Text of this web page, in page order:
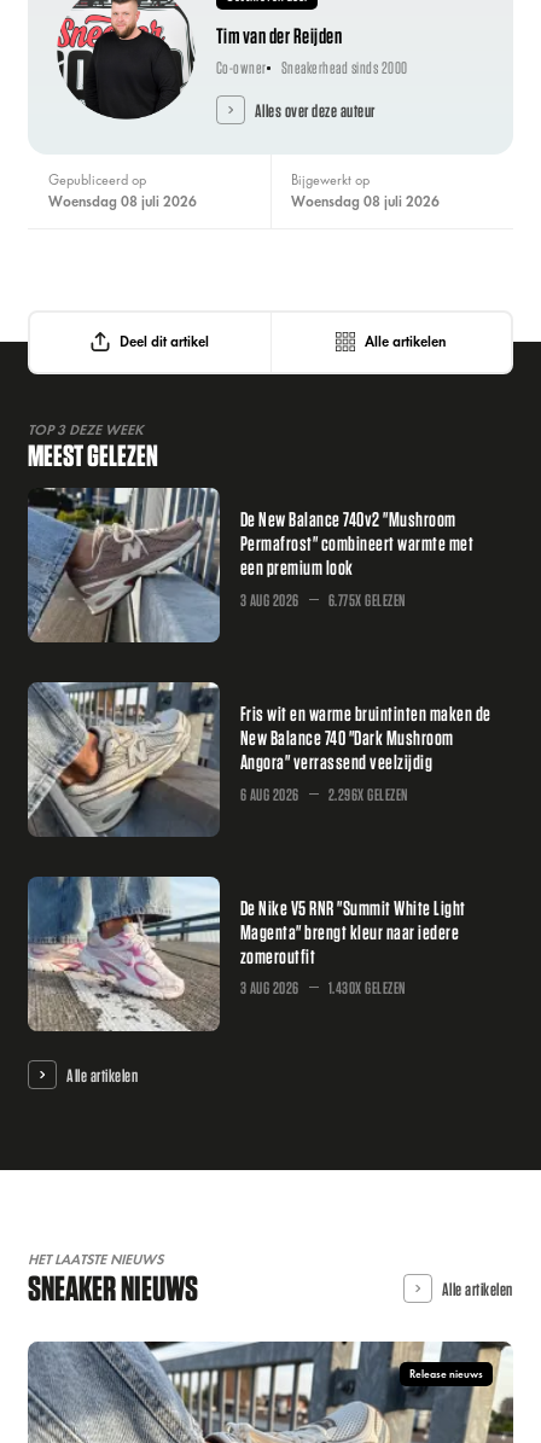
Tim van der Reijden
Co-owner Sneakerhead sinds 2000
Alles over deze auteur
Gepubliceerd op
woensdag 08 juli 2026
Bijgewerkt op
woensdag 08 juli 2026
Deel dit artikel Alle artikelen
TOP 3 DEZE WEEK
MEEST GELEZEN
De New Balance 740v2 "Mushroom
Permafrost" combineert warmte met
een premium look
3 AUG 2026 6.775X GELEZEN
Fris wit en warme bruintinten maken de
New Balance 740 "Dark Mushroom
Angora" verrassend veelzijdig
6 AUG 2026 2.296X GELEZEN
De Nike V5 RNR "Summit White Light
Magenta" brengt kleur naar iedere
zomeroutfit
3 AUG 2026 1.430X GELEZEN
Alle artikelen
HET LAATSTE NIEUWS
SNEAKER NIEUWS Alle artikelen
Release nieuws